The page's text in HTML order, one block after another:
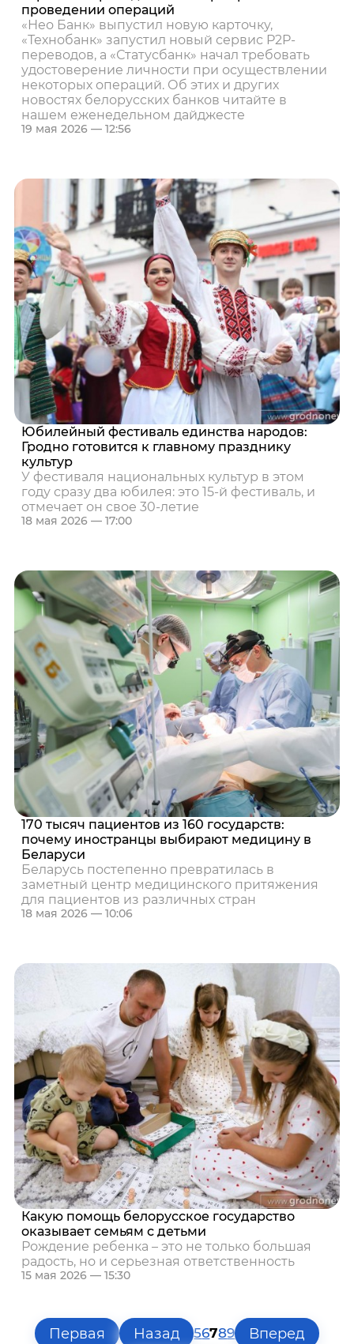
проведении операций
«Нео Банк» выпустил новую карточку,
«Технобанк» запустил новый сервис P2P-
переводов, а «Статусбанк» начал требовать
удостоверение личности при осуществлении
некоторых операций. Об этих и других
новостях белорусских банков читайте в
нашем еженедельном дайджесте
19 мая 2026 — 12:56
Юбилейный фестиваль единства народов:
Гродно готовится к главному празднику
культур
У фестиваля национальных культур в этом
году сразу два юбилея: это 15-й фестиваль, и
отмечает он свое 30-летие
18 мая 2026 — 17:00
170 тысяч пациентов из 160 государств:
почему иностранцы выбирают медицину в
Беларуси
Беларусь постепенно превратилась в
заметный центр медицинского притяжения
для пациентов из различных стран
18 мая 2026 — 10:06
Какую помощь белорусское государство
оказывает семьям с детьми
Рождение ребенка – это не только большая
радость, но и серьезная ответственность
15 мая 2026 — 15:30
Первая Назад 56789 Вперед